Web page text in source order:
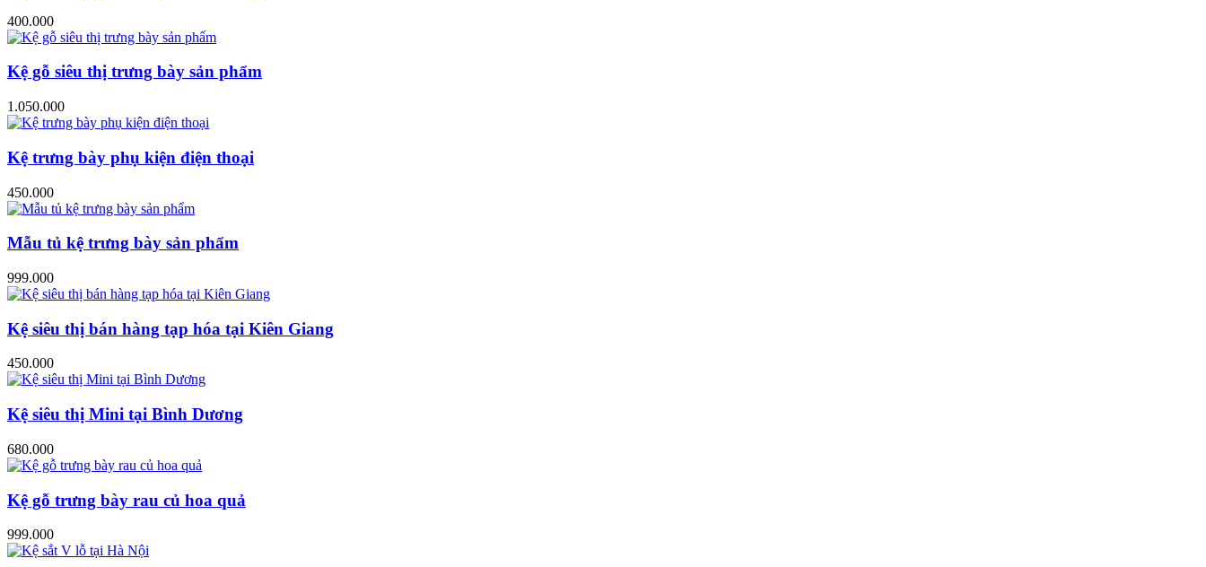
400.000
Kệ gỗ siêu thị trưng bày sản phẩm
1.050.000
Kệ trưng bày phụ kiện điện thoại
450.000
Mẫu tủ kệ trưng bày sản phẩm
999.000
Kệ siêu thị bán hàng tạp hóa tại Kiên Giang
450.000
Kệ siêu thị Mini tại Bình Dương
680.000
Kệ gỗ trưng bày rau củ hoa quả
999.000